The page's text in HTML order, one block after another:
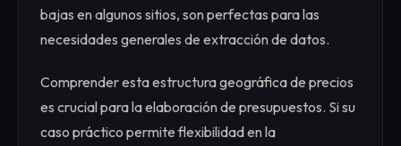
bajas en algunos sitios, son perfectas para las
necesidades generales de extracción de datos.
Comprender esta estructura geográfica de precios
es crucial para la elaboración de presupuestos. Si su
caso práctico permite flexibilidad en la